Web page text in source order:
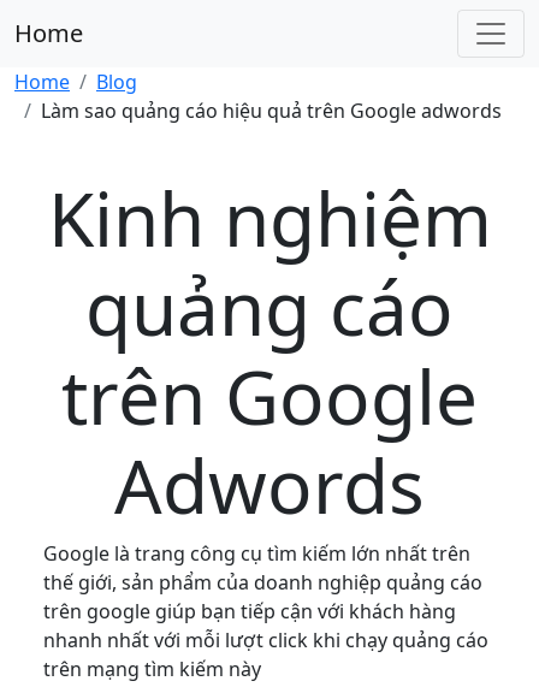
Home
Home
Blog
Làm sao quảng cáo hiệu quả trên Google adwords
Kinh nghiệm
quảng cáo
trên Google
Adwords
Google là trang công cụ tìm kiếm lớn nhất trên
thế giới, sản phẩm của doanh nghiệp quảng cáo
trên google giúp bạn tiếp cận với khách hàng
nhanh nhất với mỗi lượt click khi chạy quảng cáo
trên mạng tìm kiếm này